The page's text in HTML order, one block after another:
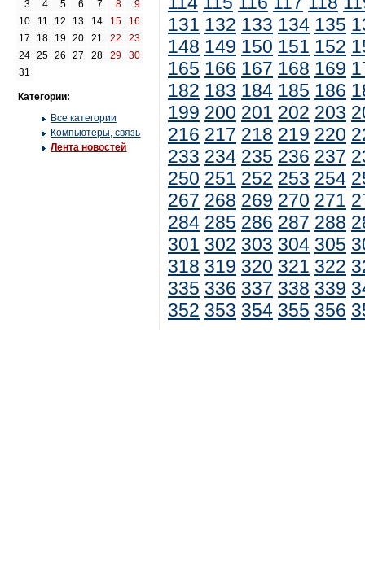
3
4 5 6 7 8
9
10
11 12 13 14 15
16
17
18 19 20 21 22
23
24
25 26 27 28 29
30
31
Категории:
Все категории
Компьютеры, связь
Лента новостей
131 132 133 134 135
148 149 150 151 152
165 166 167 168 169
182 183 184 185 186
199 200 201 202 203
216 217 218 219 220
233 234 235 236 237
250 251 252 253 254
267 268 269 270 271
284 285 286 287 288
301 302 303 304 305
318 319 320 321 322
335 336 337 338 339
352 353 354 355 356